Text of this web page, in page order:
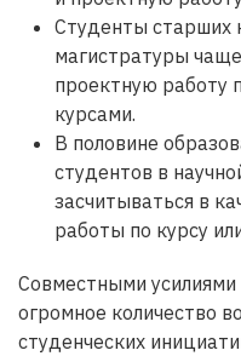
Студенты старших
магистратуры
проектную работу
курсами.
В половине
студентов в
засчитываться в
работы по курсу
Совместными усилиями
огромное количество
студенческих